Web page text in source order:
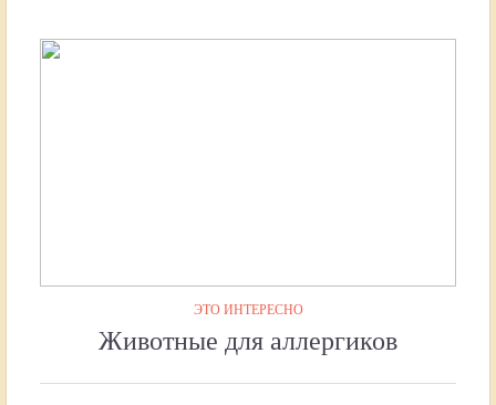
ЭТО ИНТЕРЕСНО
Животные для аллергиков